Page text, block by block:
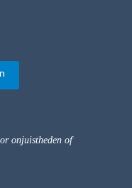
onjuistheden of